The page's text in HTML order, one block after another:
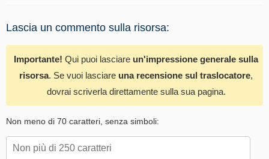
Lascia un commento sulla risorsa:
Importante! Qui puoi lasciare un'impressione generale sulla
risorsa. Se vuoi lasciare una recensione sul traslocatore,
dovrai scriverla direttamente sulla sua pagina.
Non meno di 70 caratteri, senza simboli: